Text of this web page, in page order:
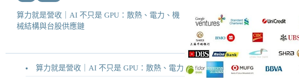
算力就是營收｜AI 不只是 GPU：散熱、電力、機
械結構與台股供應鏈
算力就是營收｜AI 不只是 GPU：散熱、電力、機械結構與台股供應鏈